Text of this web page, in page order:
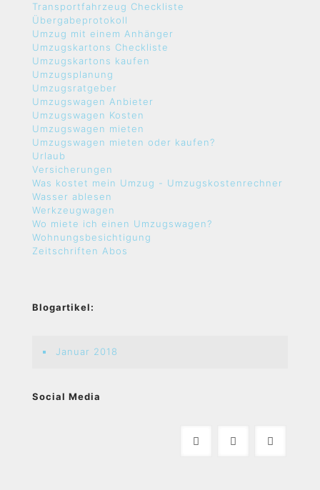
Transportfahrzeug Checkliste
Übergabeprotokoll
Umzug mit einem Anhänger
Umzugskartons Checkliste
Umzugskartons kaufen
Umzugsplanung
Umzugsratgeber
Umzugswagen Anbieter
Umzugswagen Kosten
Umzugswagen mieten
Umzugswagen mieten oder kaufen?
Urlaub
Versicherungen
Was kostet mein Umzug - Umzugskostenrechner
Wasser ablesen
Werkzeugwagen
Wo miete ich einen Umzugswagen?
Wohnungsbesichtigung
Zeitschriften Abos
Blogartikel:
Januar 2018
Social Media